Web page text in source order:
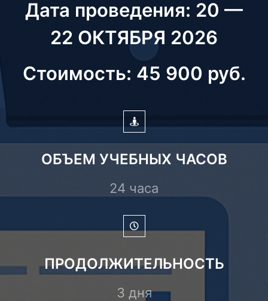
Дата проведения: 20 —
22 ОКТЯБРЯ 2026
Стоимость: 45 900 руб.
ОБЪЕМ УЧЕБНЫХ ЧАСОВ
24 часа
ПРОДОЛЖИТЕЛЬНОСТЬ
3 дня